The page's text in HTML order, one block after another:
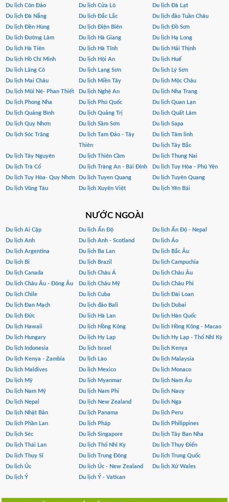
Du lịch Côn Đảo Du lịch Cửa Lò
Du lịch Đà Lạt
Du lịch Đà Nẵng
Du lịch Đắc Lắc
Du lịch đảo Tuần Châu
Du lịch Đền Hùng
Du lịch Điện Biên
Du lịch Đồ Sơn
Du lịch Đường Lâm
Du lịch Hà Giang
Du lịch Hạ Long
Du lịch Hà Tiên
Du lịch Hà Tĩnh
Du lịch Hải Thịnh
Du lịch Hồ Chí Minh
Du lịch Hội An
Du lịch Huế
Du lịch Lăng Cô
Du lịch Lạng Sơn
Du lịch Lý Sơn
Du lịch Mai Châu
Du lịch Miền Tây
Du lịch Mộc Châu
Du lịch Mũi Né- Phan Thiết
Du lịch Nghệ An
Du lịch Nha Trang
Du lịch Phong Nha
Du lịch Phú Quốc
Du lịch Quan Lạn
Du lịch Quảng Bình
Du lịch Quảng Trị
Du lịch Quất Lâm
Du lịch Quy Nhơn
Du lịch Sầm Sơn
Du lịch Sapa
Du lịch Sóc Trăng
Du lịch Tam Đảo - Tây
Thiên
Du lịch Tâm linh
Du lịch Tây Bắc
Du lịch Tây Nguyên
Du lịch Thiên Cầm
Du lịch Thung Nai
Du lịch Trà Cổ
Du lịch Tràng An - Bái Đính
Du lịch Tuy Hòa - Phú Yên
Du lịch Tuy Hòa- Quy Nhơn
Du lịch Tuyen Quang
Du lịch Tuyên Quang
Du lịch Vũng Tàu
Du lịch Xuyên Việt Du lịch Yên Bái
NƯỚC NGOÀI
Du lịch Ai Cập Du lịch Ấn Độ
Du lịch Ấn Độ - Nepal
Du lịch Anh
Du lịch Anh - Scotland
Du lịch Áo
Du lịch Argentina
Du lịch Ba Lan
Du lịch Bắc Âu
Du lịch Bỉ
Du lịch Brazil
Du lịch Campuchia
Du lịch Canada
Du lịch Châu Á
Du lịch Châu Âu
Du lịch Châu Âu - Đông Âu
Du lịch Châu Mỹ
Du lịch Châu Phi
Du lịch Chile
Du lịch Cuba
Du lịch Đài Loan
Du lịch Đan Mạch
Du lịch đảo Bali
Du lịch Dubai
Du lịch Đức
Du lịch Hà Lan
Du lịch Hàn Quốc
Du lịch Hawaii
Du lịch Hồng Kông
Du lịch Hồng Kông - Macao
Du lịch Hungary
Du lịch Hy Lạp
Du lịch Hy Lạp - Thổ Nhĩ Kỳ
Du lịch Indonesia
Du lịch Israel
Du lịch Kenya
Du lịch Kenya - Zambia
Du lịch Lào
Du lịch Malaysia
Du lịch Maldives
Du lịch Mexico
Du lịch Monaco
Du lịch Mỹ
Du lịch Myanmar
Du lịch Nam Âu
Du lịch Nam Mỹ
Du lịch Nam Phi
Du lịch Nauy
Du lịch Nepal
Du lịch New Zealand
Du lịch Nga
Du lịch Nhật Bản
Du lịch Panama
Du lịch Peru
Du lịch Phần Lan
Du lịch Pháp
Du lịch Philippines
Du lịch Séc
Du lịch Singapore
Du lịch Tây Ban Nha
Du lịch Thái Lan
Du lịch Thổ Nhĩ Kỳ
Du lịch Thụy Điển
Du lịch Thụy Sĩ
Du lịch Trung Đông
Du lịch Trung Quốc
Du lịch Úc
Du lịch Úc - New Zealand
Du lịch Xứ Wales
Du lịch Ý
Du lịch Ý - Vatican